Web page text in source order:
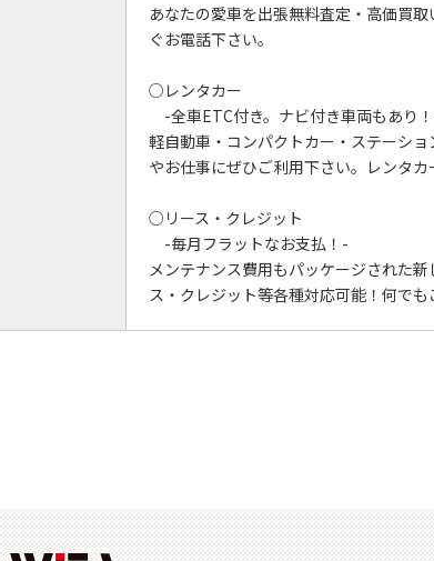
あなたの愛車を出張無料査定・高価買
ぐお電話下さい。
○レンタカー
-全車ETC付き。ナビ付き車両もあり
軽自動車・コンパクトカー・ステーシ
やお仕事にぜひご利用下さい。レンタ
○リース・クレジット
-毎月フラットなお支払！-
メンテナンス費用もパッケージされた
ス・クレジット等各種対応可能！何でも